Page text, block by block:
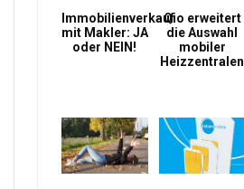
Immobilienverkauf
mit Makler: JA
oder NEIN!
Qio erweitert
die Auswahl
mobiler
Heizzentralen